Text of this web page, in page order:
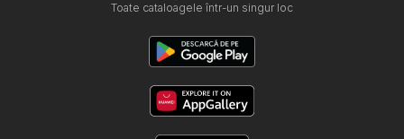
Toate cataloagele într-un singur loc